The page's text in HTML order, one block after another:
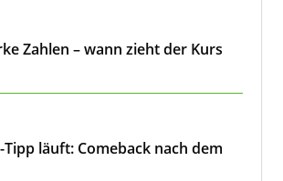
Zahlen – wann zieht der Kurs
läuft: Comeback nach dem